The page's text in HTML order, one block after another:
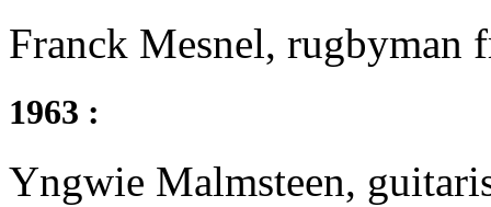
Franck Mesnel, rugbyman
1963 :
Yngwie Malmsteen,